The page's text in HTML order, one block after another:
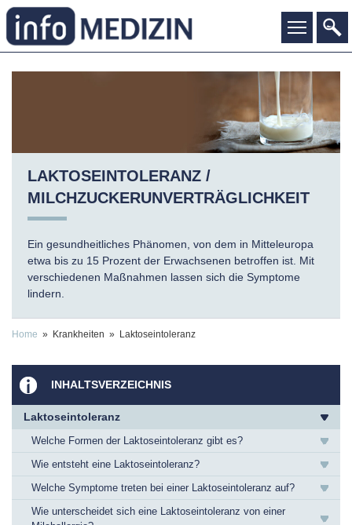
LAKTOSEINTOLERANZ /
MILCHZUCKER­UNVERTRÄGLICHKEIT
Ein gesundheitliches Phänomen, von dem in Mitteleuropa
etwa bis zu 15 Prozent der Erwachsenen betroffen ist. Mit
verschiedenen Maßnahmen lassen sich die Symptome
lindern.
Home » Krankheiten » Laktoseintoleranz
INHALTSVERZEICHNIS
Laktoseintoleranz
Welche Formen der Laktoseintoleranz gibt es?
Wie entsteht eine Laktoseintoleranz?
Welche Symptome treten bei einer Laktoseintoleranz auf?
Wie unterscheidet sich eine Laktoseintoleranz von einer